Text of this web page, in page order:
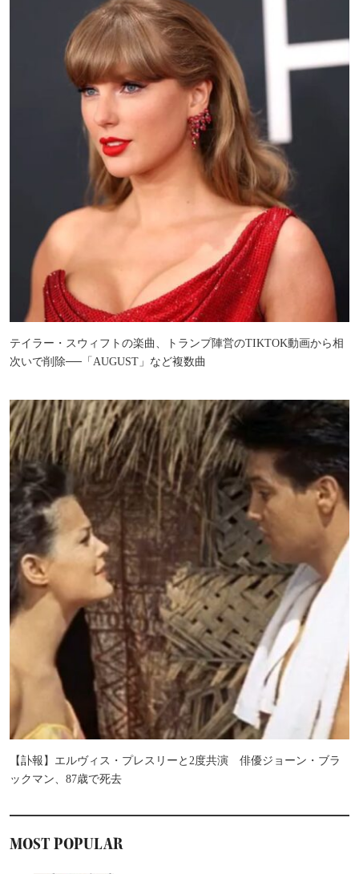
テイラー・スウィフトの楽曲、トランプ陣営のTIKTOK動画から相
次いで削除──「AUGUST」など複数曲
【訃報】エルヴィス・プレスリーと2度共演 俳優ジョーン・ブラ
ックマン、87歳で死去
MOST POPULAR